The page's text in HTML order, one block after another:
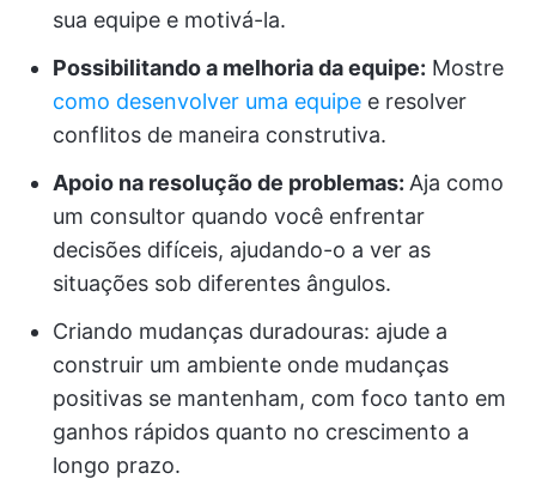
sua equipe e motivá-la.
Possibilitando a melhoria da equipe: Mostre
como desenvolver uma equipe e resolver
conflitos de maneira construtiva.
Apoio na resolução de problemas: Aja como
um consultor quando você enfrentar
decisões difíceis, ajudando-o a ver as
situações sob diferentes ângulos.
Criando mudanças duradouras: ajude a
construir um ambiente onde mudanças
positivas se mantenham, com foco tanto em
ganhos rápidos quanto no crescimento a
longo prazo.